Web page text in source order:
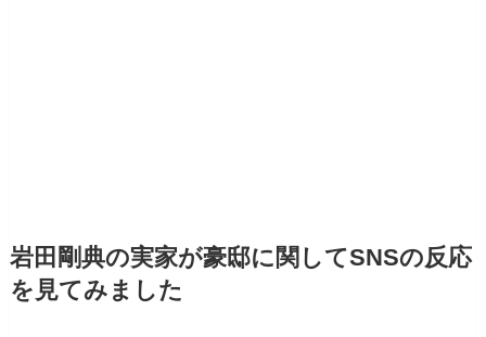
岩田剛典の実家が豪邸に関してSNSの反応
を見てみました